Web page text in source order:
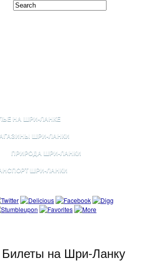
НА ШРИ-ЛАНКЕ
ШРИ-ЛАНКИ
ПРИРОДА ШРИ-ЛАНКИ
ШРИ-ЛАНКИ
Билеты на Шри-Ланку